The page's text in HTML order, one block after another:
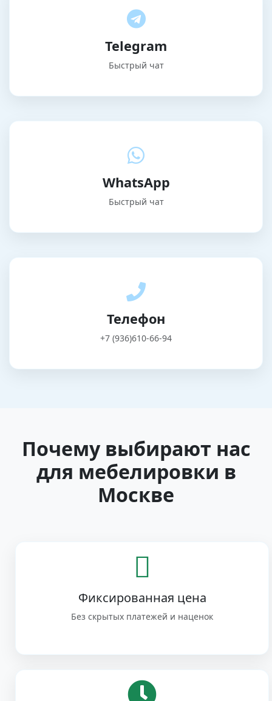
Telegram
Быстрый чат
WhatsApp
Быстрый чат
Телефон
+7 (936)610-66-94
Почему выбирают нас
для мебелировки в
Москве
Фиксированная цена
Без скрытых платежей и наценок